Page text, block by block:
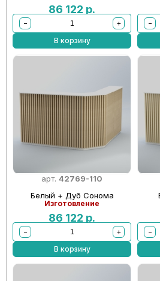
86 122 р.
−
+
В корзину
−
арт. 42769-110
Белый + Дуб Сонома
Изготовление
86 122 р.
−
+
В корзину
−